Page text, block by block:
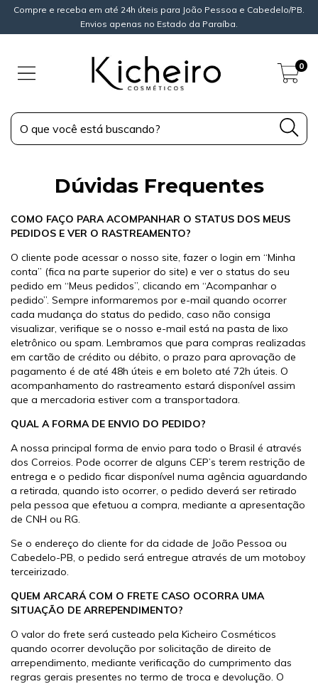
Compre e receba em até 24h úteis para João Pessoa e Cabedelo/PB.
Envios apenas no Estado da Paraíba.
0
Dúvidas Frequentes
COMO FAÇO PARA ACOMPANHAR O STATUS DOS MEUS
PEDIDOS E VER O RASTREAMENTO?
O cliente pode acessar o nosso site, fazer o login em “Minha
conta” (fica na parte superior do site) e ver o status do seu
pedido em “Meus pedidos”, clicando em “Acompanhar o
pedido”. Sempre informaremos por e-mail quando ocorrer
cada mudança do status do pedido, caso não consiga
visualizar, verifique se o nosso e-mail está na pasta de lixo
eletrônico ou spam. Lembramos que para compras realizadas
em cartão de crédito ou débito, o prazo para aprovação de
pagamento é de até 48h úteis e em boleto até 72h úteis. O
acompanhamento do rastreamento estará disponível assim
que a mercadoria estiver com a transportadora.
QUAL A FORMA DE ENVIO DO PEDIDO?
A nossa principal forma de envio para todo o Brasil é através
dos Correios. Pode ocorrer de alguns CEP’s terem restrição de
entrega e o pedido ficar disponível numa agência aguardando
a retirada, quando isto ocorrer, o pedido deverá ser retirado
pela pessoa que efetuou a compra, mediante a apresentação
de CNH ou RG.
Se o endereço do cliente for da cidade de João Pessoa ou
Cabedelo-PB, o pedido será entregue através de um motoboy
terceirizado.
QUEM ARCARÁ COM O FRETE CASO OCORRA UMA
SITUAÇÃO DE ARREPENDIMENTO?
O valor do frete será custeado pela Kicheiro Cosméticos
quando ocorrer devolução por solicitação de direito de
arrependimento, mediante verificação do cumprimento das
regras gerais presentes no termo de troca e devolução. O